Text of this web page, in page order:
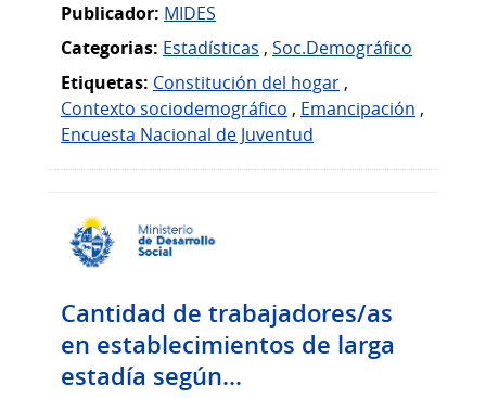
Publicador: MIDES
Categorias: Estadísticas , Soc.Demográfico
Etiquetas: Constitución del hogar ,
Contexto sociodemográfico , Emancipación ,
Encuesta Nacional de Juventud
Cantidad de trabajadores/as
en establecimientos de larga
estadía según...